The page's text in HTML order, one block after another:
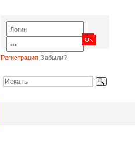
Регистрация Забыли?